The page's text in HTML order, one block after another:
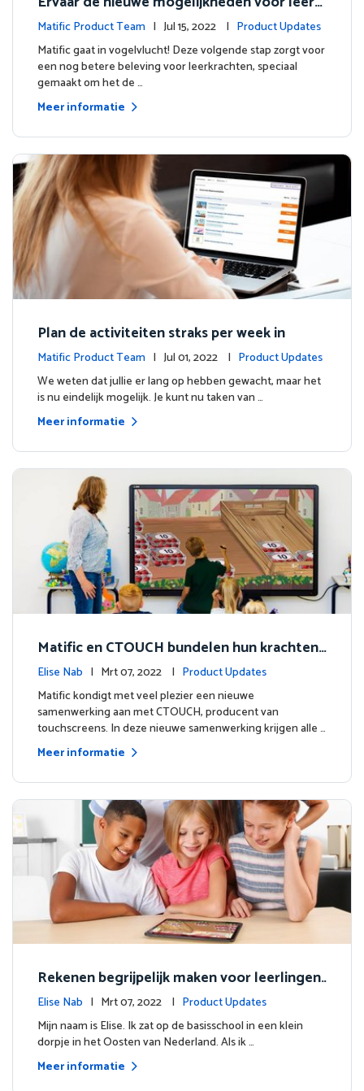
rachten
Matific Product Team | Jul 15, 2022 | Product Updates
Matific gaat in vogelvlucht! Deze volgende stap zorgt voor
een nog betere beleving voor leerkrachten, speciaal
gemaakt om het de …
Meer informatie
Plan de activiteiten straks per week in
Matific Product Team | Jul 01, 2022 | Product Updates
We weten dat jullie er lang op hebben gewacht, maar het
is nu eindelijk mogelijk. Je kunt nu taken van …
Meer informatie
Matific en CTOUCH bundelen hun krachten
om digitaal onderwijs van topkwaliteit te bi
eden
Elise Nab | Mrt 07, 2022 | Product Updates
Matific kondigt met veel plezier een nieuwe
samenwerking aan met CTOUCH, producent van
touchscreens. In deze nieuwe samenwerking krijgen alle …
Meer informatie
Rekenen begrijpelijk maken voor leerlingen
wereldwijd
Elise Nab | Mrt 07, 2022 | Product Updates
Mijn naam is Elise. Ik zat op de basisschool in een klein
dorpje in het Oosten van Nederland. Als ik …
Meer informatie